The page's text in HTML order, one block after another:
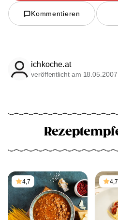
Kommentieren
ichkoche.at
veröffentlicht am 18.05.2007
4,7 4,7